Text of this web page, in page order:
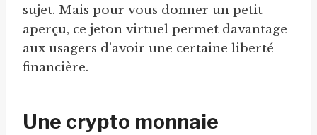
sujet. Mais pour vous donner un petit
aperçu, ce jeton virtuel permet davantage
aux usagers d’avoir une certaine liberté
financière.
Une crypto monnaie